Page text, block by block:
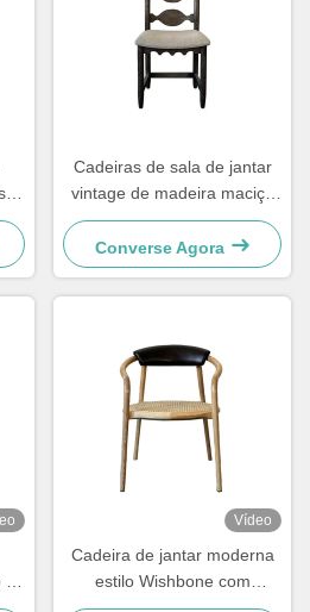
Cadeiras de sala de jantar
vintage de madeira maciça
48×57×105,5cm, macias
com encosto de escada
entalhado
Converse Agora
Vídeo
Cadeira de jantar moderna
estilo Wishbone com
assento tecido e encosto de